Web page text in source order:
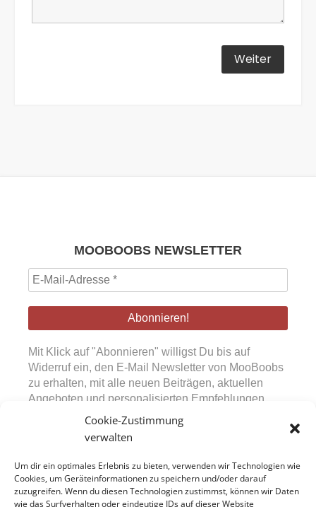
Cookie-Zustimmung
verwalten
Um dir ein optimales Erlebnis zu bieten, verwenden wir Technologien wie
Cookies, um Geräteinformationen zu speichern und/oder darauf
zuzugreifen. Wenn du diesen Technologien zustimmst, können wir Daten
wie das Surfverhalten oder eindeutige IDs auf dieser Website
MOOBOOBS NEWSLETTER
E-
Mail-
Adresse
Mit Klick auf "Abonnieren" willigst Du bis auf
Widerruf ein, den E-Mail Newsletter von MooBoobs
zu erhalten, mit alle neuen Beiträgen, aktuellen
Angeboten und personalisierten Empfehlungen.
Diese Einwilligung kann jederzeit über den in den
Mails bereitgestellten Abmeldelink widerrufen
Du, unsere Datenschutzerklärung sowie die
Nutzungsbedingungen zur Kenntnis genommen zu
haben.